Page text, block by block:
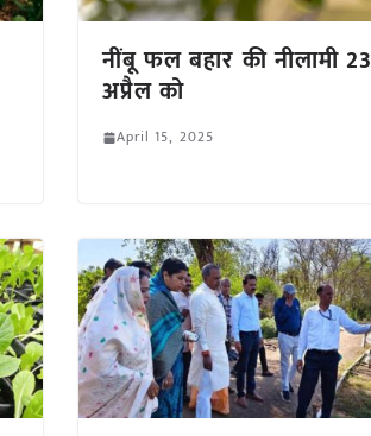
नींबू फल बहार की नीलामी 23
अप्रैल को
April 15, 2025